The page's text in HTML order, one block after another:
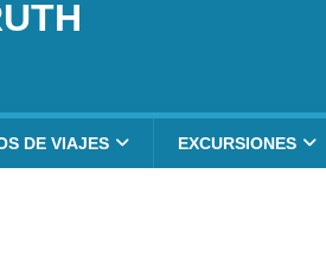
DE VIAJES EXCURSIONES